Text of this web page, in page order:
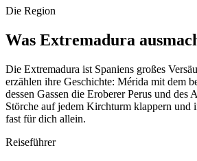
Die Region
Was Extremadura
Die Extremadura ist Spaniens großes
erzählen ihre Geschichte: Mérida mit dem
dessen Gassen die Eroberer Perus und
Störche auf jedem Kirchturm klappern und
fast für dich allein.
Reiseführer